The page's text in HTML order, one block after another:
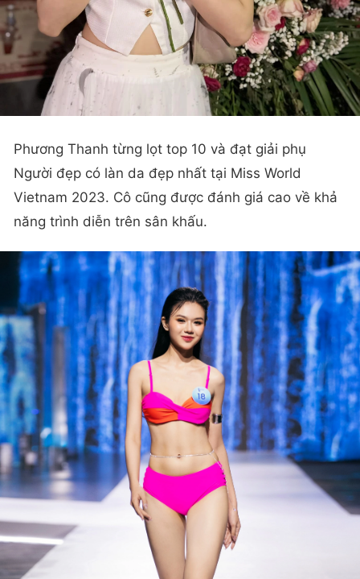
Phương Thanh từng lọt top 10 và đạt giải phụ
Người đẹp có làn da đẹp nhất tại Miss World
Vietnam 2023. Cô cũng được đánh giá cao về khả
năng trình diễn trên sân khấu.